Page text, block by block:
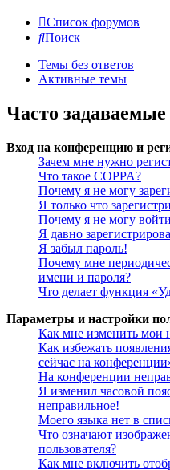
Список форумов
Поиск
Темы без ответов
Активные темы
Часто
Вход на конференцию и
Зачем мне нужно
Что такое COPPA?
Почему я не могу
Я только что
Почему я не могу
Я давно
Я забыл пароль!
Почему мне
имени и пароля?
Что делает функция
Параметры и настройки
Как мне изменить мои
Как избежать
сейчас на
На конференции
Я изменил часовой
неправильное!
Моего языка нет в
Что означают
пользователя?
Как мне включить